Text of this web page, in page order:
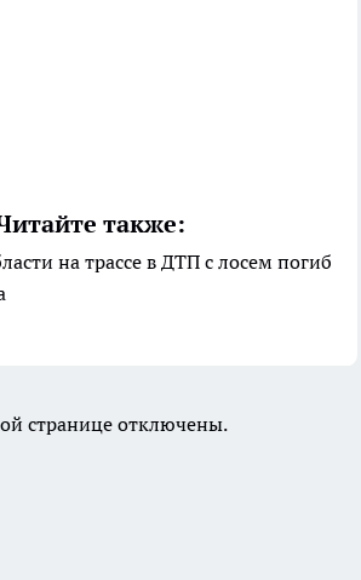
также:
на трассе в ДТП с лосем погиб
странице отключены.